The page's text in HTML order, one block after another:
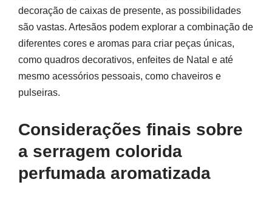
decoração de caixas de presente, as possibilidades
são vastas. Artesãos podem explorar a combinação de
diferentes cores e aromas para criar peças únicas,
como quadros decorativos, enfeites de Natal e até
mesmo acessórios pessoais, como chaveiros e
pulseiras.
Considerações finais sobre
a serragem colorida
perfumada aromatizada